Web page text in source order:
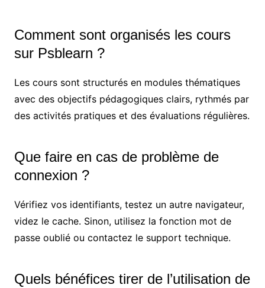
Comment sont organisés les cours
sur Psblearn ?
Les cours sont structurés en modules thématiques
avec des objectifs pédagogiques clairs, rythmés par
des activités pratiques et des évaluations régulières.
Que faire en cas de problème de
connexion ?
Vérifiez vos identifiants, testez un autre navigateur,
videz le cache. Sinon, utilisez la fonction mot de
passe oublié ou contactez le support technique.
Quels bénéfices tirer de l’utilisation de